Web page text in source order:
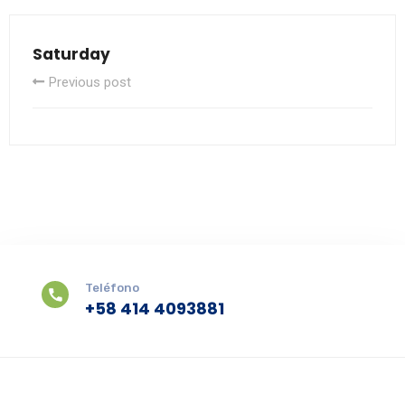
Saturday
Previous post
Teléfono
+58 414 4093881